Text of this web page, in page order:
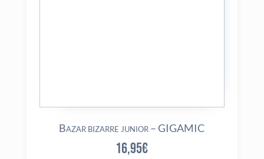
Bazar bizarre junior – GIGAMIC
16,95€